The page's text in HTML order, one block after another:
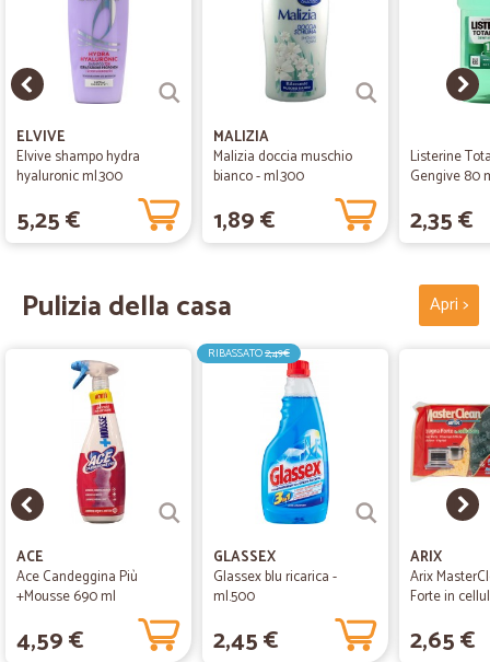
ELVIVE
Elvive shampo hydra
hyaluronic ml.300
5,25 €
MALIZIA
Malizia doccia muschio
bianco - ml.300
1,89 €
Listerine
Gengive 80
2,35 €
Pulizia della casa Apri >
ACE
Ace Candeggina Più
+Mousse 690 ml
4,59 €
RIBASSATO2,49€
GLASSEX
Glassex blu ricarica -
ml.500
2,45 €
ARIX
Arix
Forte in
2,65 €